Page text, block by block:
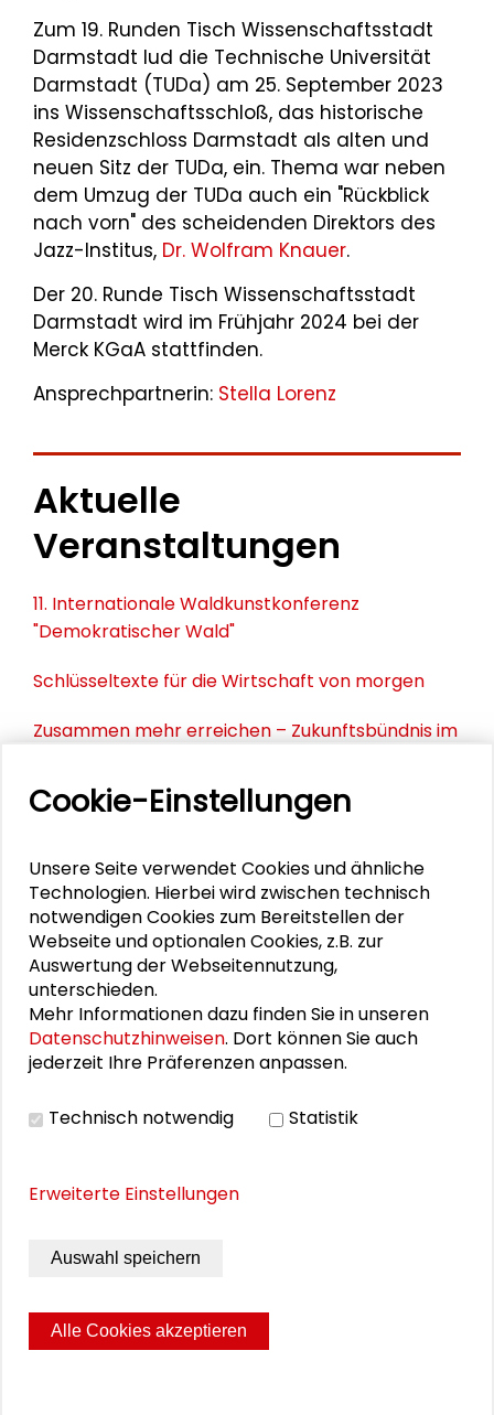
Zum 19. Runden Tisch Wissenschaftsstadt
Darmstadt lud die Technische Universität
Darmstadt (TUDa) am 25. September 2023
ins Wissenschaftsschloß, das historische
Residenzschloss Darmstadt als alten und
neuen Sitz der TUDa, ein. Thema war neben
dem Umzug der TUDa auch ein "Rückblick
nach vorn" des scheidenden Direktors des
Jazz-Institus, Dr. Wolfram Knauer.
Der 20. Runde Tisch Wissenschaftsstadt
Darmstadt wird im Frühjahr 2024 bei der
Merck KGaA stattfinden.
Ansprechpartnerin: Stella Lorenz
Aktuelle
Veranstaltungen
11. Internationale Waldkunstkonferenz
"Demokratischer Wald"
Schlüsseltexte für die Wirtschaft von morgen
Zusammen mehr erreichen – Zukunftsbündnis im
Schader-Festival 2026
25. Runder Tisch Wissenschaftsstadt Darmstadt
PERSONEN IM KONTEXT
Hanno Benz
Tanja Brühl
Alexander Gemeinhardt
Wolfram Knauer
Stella Lorenz
Cookie-Einstellungen
Unsere Seite verwendet Cookies und ähnliche
Technologien. Hierbei wird zwischen technisch
notwendigen Cookies zum Bereitstellen der
Webseite und optionalen Cookies, z.B. zur
Auswertung der Webseitennutzung,
unterschieden.
Mehr Informationen dazu finden Sie in unseren
Datenschutzhinweisen. Dort können Sie auch
jederzeit Ihre Präferenzen anpassen.
Technisch notwendig Statistik
Erweiterte Einstellungen
Auswahl speichern
Alle Cookies akzeptieren